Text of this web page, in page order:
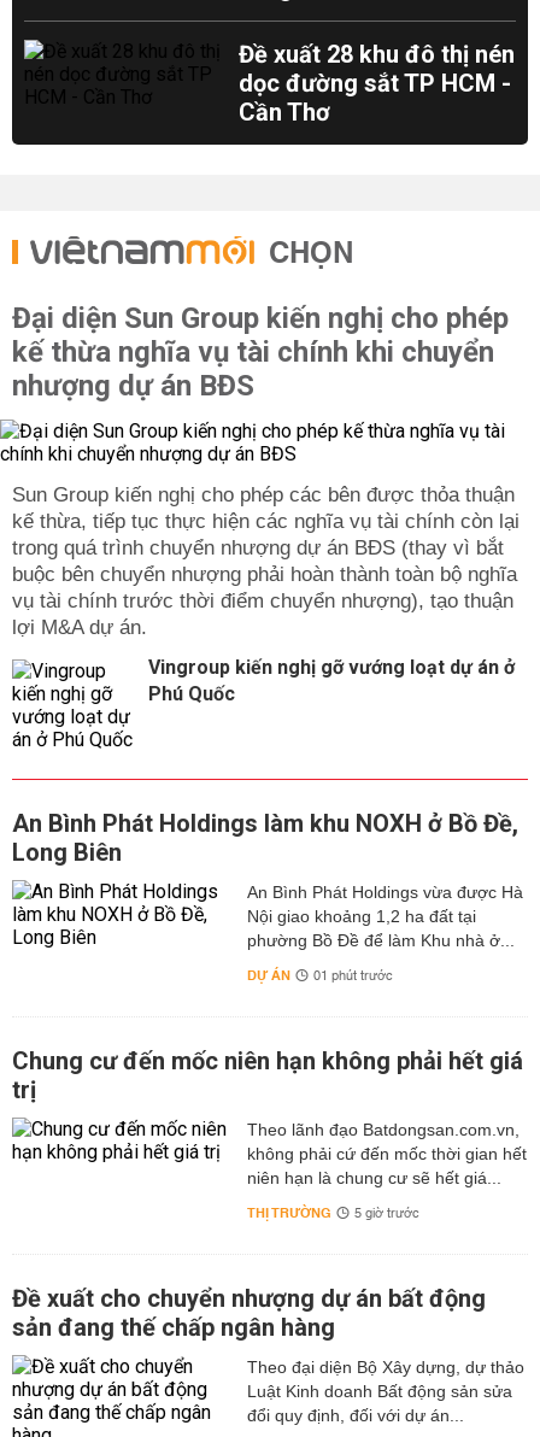
Đề xuất 28 khu đô thị nén
dọc đường sắt TP HCM -
Cần Thơ
CHỌN
Đại diện Sun Group kiến nghị cho phép
kế thừa nghĩa vụ tài chính khi chuyển
nhượng dự án BĐS
Sun Group kiến nghị cho phép các bên được thỏa thuận
kế thừa, tiếp tục thực hiện các nghĩa vụ tài chính còn lại
trong quá trình chuyển nhượng dự án BĐS (thay vì bắt
buộc bên chuyển nhượng phải hoàn thành toàn bộ nghĩa
vụ tài chính trước thời điểm chuyển nhượng), tạo thuận
lợi M&A dự án.
Vingroup kiến nghị gỡ vướng loạt dự án ở
Phú Quốc
An Bình Phát Holdings làm khu NOXH ở Bồ Đề,
Long Biên
An Bình Phát Holdings vừa được Hà
Nội giao khoảng 1,2 ha đất tại
phường Bồ Đề để làm Khu nhà ở...
DỰ ÁN 01 phút trước
Chung cư đến mốc niên hạn không phải hết giá
trị
Theo lãnh đạo Batdongsan.com.vn,
không phải cứ đến mốc thời gian hết
niên hạn là chung cư sẽ hết giá...
THỊ TRƯỜNG 5 giờ trước
Đề xuất cho chuyển nhượng dự án bất động
sản đang thế chấp ngân hàng
Theo đại diện Bộ Xây dựng, dự thảo
Luật Kinh doanh Bất động sản sửa
đổi quy định, đối với dự án...